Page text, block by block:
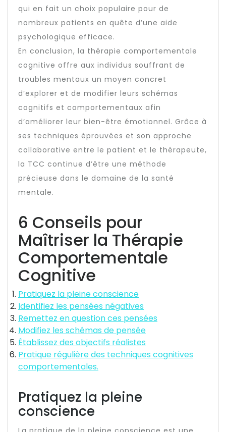
qui en fait un choix populaire pour de
nombreux patients en quête d’une aide
psychologique efficace.
En conclusion, la thérapie comportementale
cognitive offre aux individus souffrant de
troubles mentaux un moyen concret
d’explorer et de modifier leurs schémas
cognitifs et comportementaux afin
d’améliorer leur bien-être émotionnel. Grâce à
ses techniques éprouvées et son approche
collaborative entre le patient et le thérapeute,
la TCC continue d’être une méthode
précieuse dans le domaine de la santé
mentale.
6 Conseils pour
Maîtriser la Thérapie
Comportementale
Cognitive
Pratiquez la pleine conscience
Identifiez les pensées négatives
Remettez en question ces pensées
Modifiez les schémas de pensée
Établissez des objectifs réalistes
Pratique régulière des techniques cognitives
comportementales.
Pratiquez la pleine
conscience